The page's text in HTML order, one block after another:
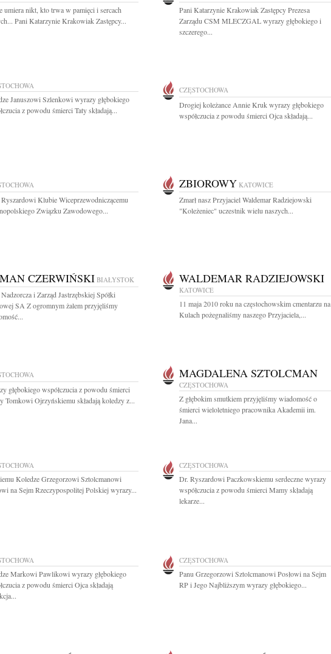
umiera nikt, kto trwa w pamięci i sercach
Pani Katarzynie Krakowiak Zastępcy...
Pani Katarzynie Krakowiak Zastępcy Prezesa
Zarządu CSM MLECZGAL wyrazy głębokiego i
szczerego...
Januszowi Szlenkowi wyrazy głębokiego
z powodu śmierci Taty składają...
CZĘSTOCHOWA
Drogiej koleżance Annie Kruk wyrazy głębokiego
współczucia z powodu śmierci Ojca składają...
Ryszardowi Klubie Wiceprzewodniczącemu
Związku Zawodowego...
ZBIOROWY KATOWICE
Zmarł nasz Przyjaciel Waldemar Radziejowski
"Koleżeniec" uczestnik wielu naszych...
CZERWIŃSKI BIAŁYSTOK
i Zarząd Jastrzębskiej Spółki
SA Z ogromnym żalem przyjęliśmy
WALDEMAR RADZIEJOWSKI
KATOWICE
11 maja 2010 roku na częstochowskim cmentarzu na
Kulach pożegnaliśmy naszego Przyjaciela,...
głębokiego współczucia z powodu śmierci
Tomkowi Ojrzyńskiemu składają koledzy z...
MAGDALENA SZTOLCMAN
CZĘSTOCHOWA
Z głębokim smutkiem przyjęliśmy wiadomość o
śmierci wieloletniego pracownika Akademii im.
Jana...
Koledze Grzegorzowi Sztolcmanowi
na Sejm Rzeczypospolitej Polskiej wyrazy...
CZĘSTOCHOWA
Dr. Ryszardowi Paczkowskiemu serdeczne wyrazy
współczucia z powodu śmierci Mamy składają
lekarze...
Markowi Pawlikowi wyrazy głębokiego
z powodu śmierci Ojca składają
CZĘSTOCHOWA
Panu Grzegorzowi Sztolcmanowi Posłowi na Sejm
RP i Jego Najbliższym wyrazy głębokiego...